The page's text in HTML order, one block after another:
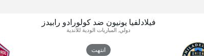
فيلادلفيا يونيون ضد كولورادو رابيدز
دولي, المباريات الودية للأندية
انتهت